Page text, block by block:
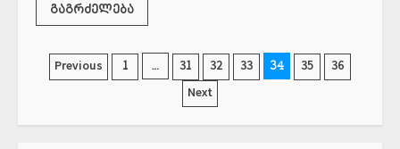
გაგრძელება
ჩანაწერების
გვერდებათ
Previous 1 … 31 32 33 34 35
36
Next